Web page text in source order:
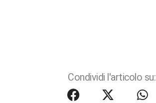
Condividi l'articolo su: